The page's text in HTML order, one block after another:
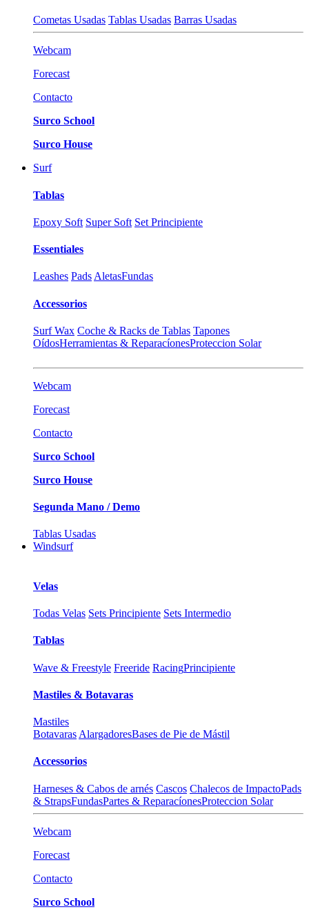
Cometas Usadas Tablas Usadas Barras Usadas
Webcam
Forecast
Contacto
Surco School
Surco House
Surf
Tablas
Epoxy Soft Super Soft Set Principiente
Essentiales
Leashes Pads AletasFundas
Accessorios
Surf Wax Coche & Racks de Tablas Tapones
OídosHerramientas & ReparacíonesProteccion Solar
Webcam
Forecast
Contacto
Surco School
Surco House
Segunda Mano / Demo
Tablas Usadas
Windsurf
Velas
Todas Velas Sets Principiente Sets Intermedio
Tablas
Wave & Freestyle Freeride RacingPrincipiente
Mastiles & Botavaras
Mastiles
Botavaras AlargadoresBases de Pie de Mástil
Accessorios
Harneses & Cabos de arnés Cascos Chalecos de ImpactoPads
& StrapsFundasPartes & ReparacíonesProteccion Solar
Webcam
Forecast
Contacto
Surco School